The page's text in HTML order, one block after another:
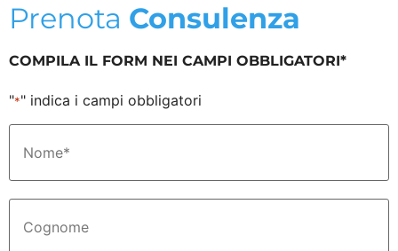
Prenota Consulenza
COMPILA IL FORM NEI CAMPI OBBLIGATORI*
"*" indica i campi obbligatori